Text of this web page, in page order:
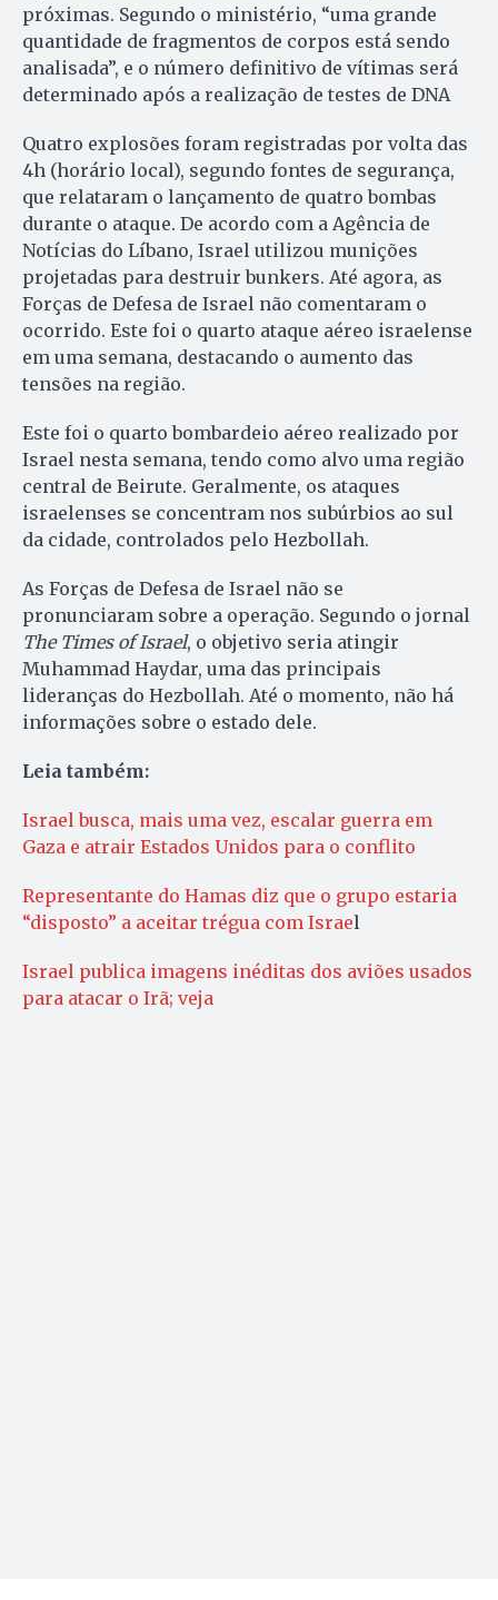
próximas. Segundo o ministério, “uma grande
quantidade de fragmentos de corpos está sendo
analisada”, e o número definitivo de vítimas será
determinado após a realização de testes de DNA
Quatro explosões foram registradas por volta das
4h (horário local), segundo fontes de segurança,
que relataram o lançamento de quatro bombas
durante o ataque. De acordo com a Agência de
Notícias do Líbano, Israel utilizou munições
projetadas para destruir bunkers. Até agora, as
Forças de Defesa de Israel não comentaram o
ocorrido. Este foi o quarto ataque aéreo israelense
em uma semana, destacando o aumento das
tensões na região.
Este foi o quarto bombardeio aéreo realizado por
Israel nesta semana, tendo como alvo uma região
central de Beirute. Geralmente, os ataques
israelenses se concentram nos subúrbios ao sul
da cidade, controlados pelo Hezbollah.
As Forças de Defesa de Israel não se
pronunciaram sobre a operação. Segundo o jornal
The Times of Israel, o objetivo seria atingir
Muhammad Haydar, uma das principais
lideranças do Hezbollah. Até o momento, não há
informações sobre o estado dele.
Leia também:
Israel busca, mais uma vez, escalar guerra em
Gaza e atrair Estados Unidos para o conflito
Representante do Hamas diz que o grupo estaria
“disposto” a aceitar trégua com Israel
Israel publica imagens inéditas dos aviões usados
para atacar o Irã; veja